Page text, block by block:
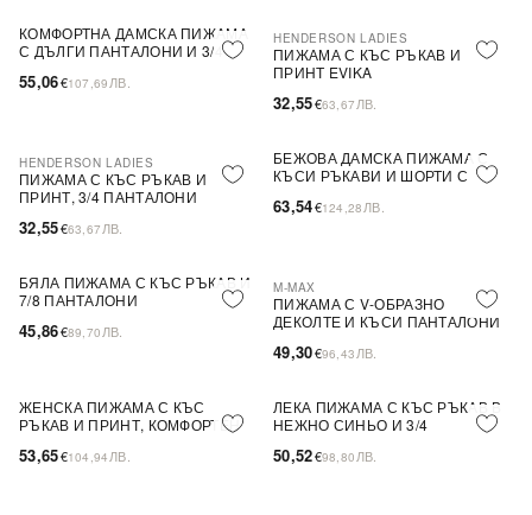
PLUS SIZE
КОМФОРТНА ДАМСКА ПИЖАМА
С ДЪЛГИ ПАНТАЛОНИ И 3/4
55,06€107,69 ЛВ.
ПОСЛЕДНА БРОЙКА
HENDERSON LADIES
ПИЖАМА С КЪС РЪКАВ И
ПРИНТ EVIKA
32,55€63,67 ЛВ.
HENDERSON LADIES
ПИЖАМА С КЪС РЪКАВ И
ПРИНТ, 3/4 ПАНТАЛОНИ
32,55€63,67 ЛВ.
ПОСЛЕДНА БРОЙКА
БЕЖОВА ДАМСКА ПИЖАМА С
КЪСИ РЪКАВИ И ШОРТИ С
63,54€124,28 ЛВ.
PLUS SIZE
БЯЛА ПИЖАМА С КЪС РЪКАВ И
7/8 ПАНТАЛОНИ
45,86€89,70 ЛВ.
M-MAX
ПИЖАМА С V-ОБРАЗНО
ДЕКОЛТЕ И КЪСИ ПАНТАЛОНИ
49,30€96,43 ЛВ.
ЖЕНСКА ПИЖАМА С КЪС
РЪКАВ И ПРИНТ, КОМФОРТЕН
53,65€104,94 ЛВ.
ЛЕКА ПИЖАМА С КЪС РЪКАВ В
НЕЖНО СИНЬО И 3/4
50,52€98,80 ЛВ.